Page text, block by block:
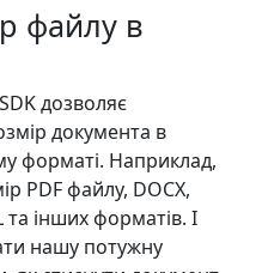
файлу в
дозволяє
документа в
форматі. Наприклад,
PDF файлу, DOCX,
та інших форматів. І
нашу потужну